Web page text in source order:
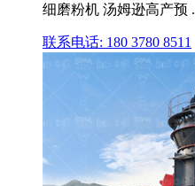
细磨粉机 汤姆逊高产预 .
联系电话: 180 3780 8511